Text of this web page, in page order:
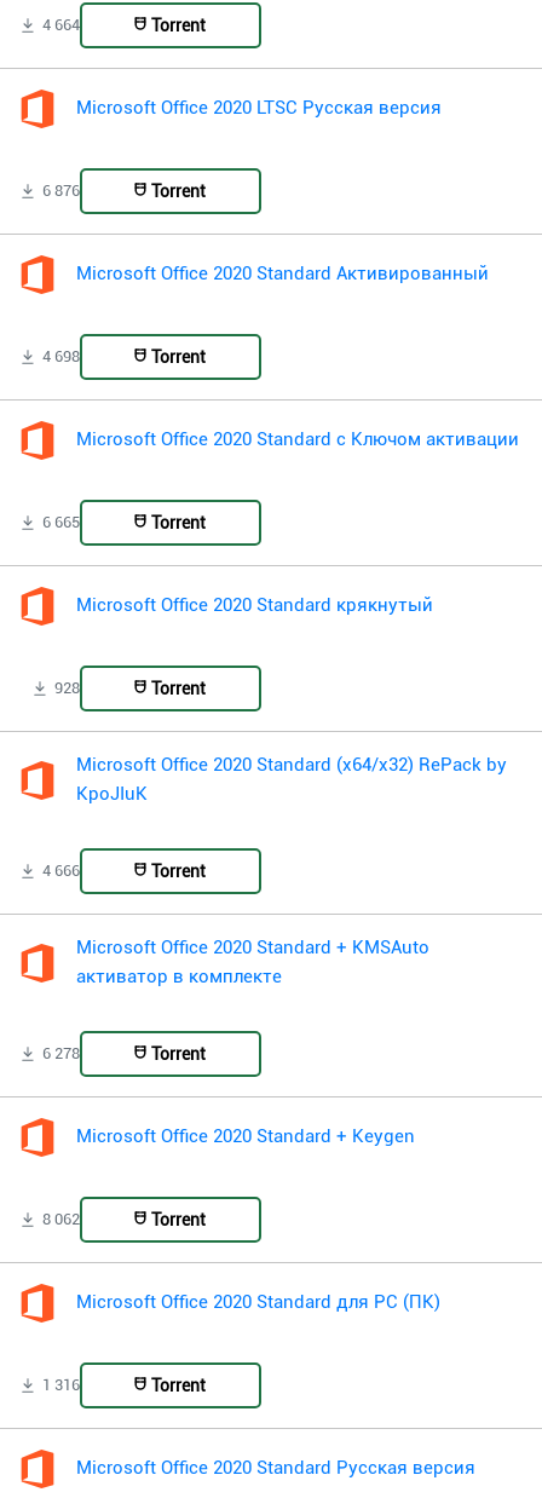
4 664 Torrent
Microsoft Office 2020 LTSC Русская версия
6 876 Torrent
Microsoft Office 2020 Standard Активированный
4 698 Torrent
Microsoft Office 2020 Standard с Ключом активации
6 665 Torrent
Microsoft Office 2020 Standard крякнутый
928 Torrent
Microsoft Office 2020 Standard (x64/x32) RePack by
KpoJIuK
4 666 Torrent
Microsoft Office 2020 Standard + KMSAuto
активатор в комплекте
6 278 Torrent
Microsoft Office 2020 Standard + Keygen
8 062 Torrent
Microsoft Office 2020 Standard для PC (ПК)
1 316 Torrent
Microsoft Office 2020 Standard Русская версия